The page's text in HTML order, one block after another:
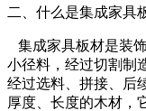
二、什么是集成家具
集成家具板材是装
小径料，经过切割制
经过选料、拼接、后
厚度、长度的木材，